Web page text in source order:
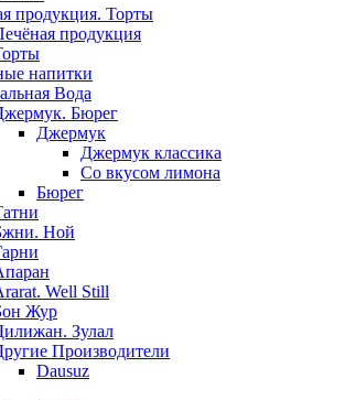
продукция. Торты
продукция
напитки
Вода
Бюрег
Джермук
Джермук классика
Со вкусом лимона
Бюрег
Ной
Well Still
Жур
Зулал
Производители
Dausuz